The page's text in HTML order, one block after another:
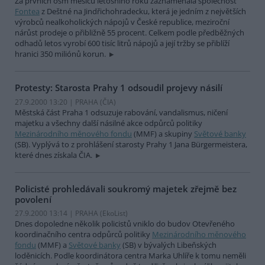
Fontea z Deštné na Jindřichohradecku, která je jedním z největších
výrobců nealkoholických nápojů v České republice, meziroční
nárůst prodeje o přibližně 55 procent. Celkem podle předběžných
odhadů letos vyrobí 600 tisíc litrů nápojů a její tržby se přiblíží
hranici 350 miliónů korun.
Protesty: Starosta Prahy 1 odsoudil projevy násilí
27.9.2000 13:20 | PRAHA (ČIA)
Městská část Praha 1 odsuzuje rabování, vandalismus, ničení
majetku a všechny další násilné akce odpůrců politiky
Mezinárodního měnového fondu (MMF) a skupiny Světové banky
(SB). Vyplývá to z prohlášení starosty Prahy 1 Jana Bürgermeistera,
které dnes získala ČIA.
Policisté prohledávali soukromý majetek zřejmě bez
povolení
27.9.2000 13:14 | PRAHA (EkoList)
Dnes dopoledne několik policistů vniklo do budov Otevřeného
koordinačního centra odpůrců politiky Mezinárodního měnového
fondu (MMF) a Světové banky (SB) v bývalých Libeňských
loděnicích. Podle koordinátora centra Marka Uhlíře k tomu neměli